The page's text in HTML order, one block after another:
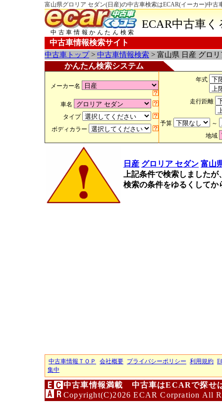
富山県グロリア セダン(日産)の中古車検索はECAR(イーカー)中古
中古車情報かんたん検索
ECAR中古車
中古車情報検索サイト
中古車トップ> 中古車情報検索 > 富山県 日産 グロ
かんたん検索システム
メーカー名
車名
タイプ
ボディカラー
年式
走行距離
予算
～
地域
日産 グロリア セダン 富山
上記条件で検索しました
検索の条件をゆるくして
中古車情報ＴＯＰ 会社概要 プライバシーポリシー 利用規約
集中
中古車情報満載 中古車はECARで探せ
Copyright(C)2026 ECAR Corpration All